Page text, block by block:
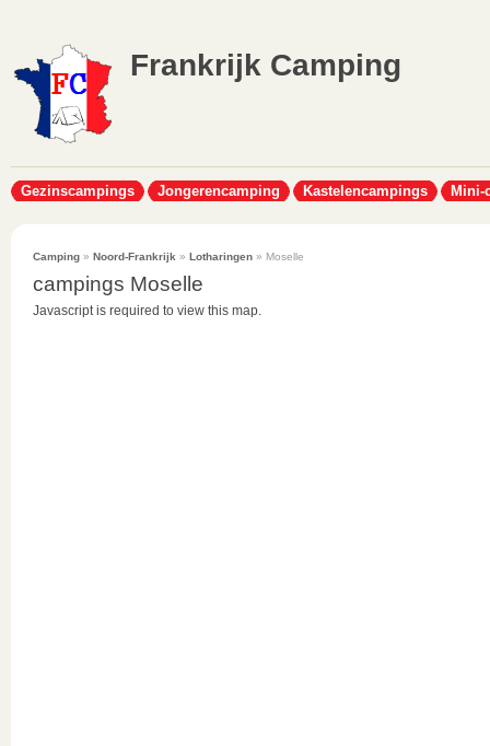
Frankrijk Camping
Gezinscampings Jongerencamping Kastelencampings Mini-
Camping » Noord-Frankrijk » Lotharingen » Moselle
campings Moselle
Javascript is required to view this map.